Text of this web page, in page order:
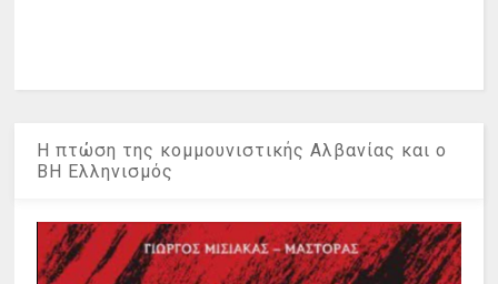
Η πτώση της κομμουνιστικής Αλβανίας και ο
ΒΗ Ελληνισμός